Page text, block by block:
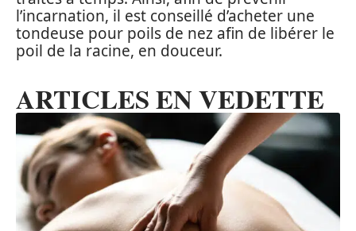
l’incarnation, il est conseillé d’acheter une
tondeuse pour poils de nez afin de libérer le
poil de la racine, en douceur.
ARTICLES EN VEDETTE